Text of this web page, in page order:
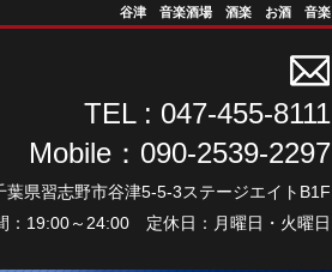
谷津 音楽酒場 酒楽 お酒 音楽
TEL : 047-455-8111
Mobile：090-2539-2297
葉県習志野市谷津5-5-3ステージエイトB1F
：19:00～24:00 定休日：月曜日・火曜日